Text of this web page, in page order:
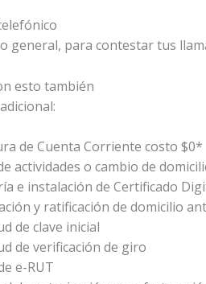
general, para contestar tus
esto también
de Cuenta Corriente costo $0*
actividades o cambio de
e instalación de Certificado
y ratificación de domicilio
de clave inicial
de verificación de giro
e-RUT